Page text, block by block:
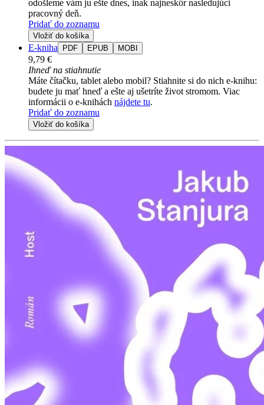
odošleme vám ju ešte dnes, inak najneskôr nasledujúci
pracovný deň.
Pridať do zoznamu
Vložiť do košíka
E-kniha PDF EPUB MOBI
9,79 €
Ihneď na stiahnutie
Máte čítačku, tablet alebo mobil? Stiahnite si do nich e-knihu:
budete ju mať hneď a ešte aj ušetríte život stromom. Viac
informácii o e-knihách nájdete tu.
Pridať do zoznamu
Vložiť do košíka